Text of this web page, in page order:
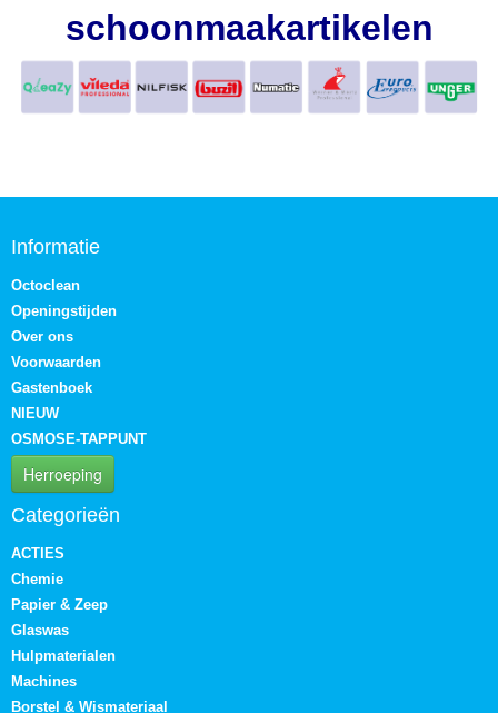
schoonmaakartikelen
Informatie
Octoclean
Openingstijden
Over ons
Voorwaarden
Gastenboek
NIEUW
OSMOSE-TAPPUNT
Herroeping
Categorieën
ACTIES
Chemie
Papier & Zeep
Glaswas
Hulpmaterialen
Machines
Borstel & Wismateriaal